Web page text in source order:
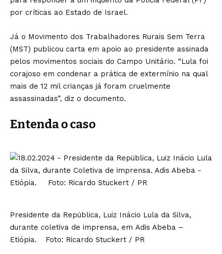
por críticas ao Estado de Israel.
Já o Movimento dos Trabalhadores Rurais Sem Terra
(MST) publicou carta em apoio ao presidente assinada
pelos movimentos sociais do Campo Unitário. “Lula foi
corajoso em condenar a prática de extermínio na qual
mais de 12 mil crianças já foram cruelmente
assassinadas”, diz o documento.
Entenda o caso
Presidente da República, Luiz Inácio Lula da Silva,
durante coletiva de imprensa, em Adis Abeba –
Etiópia. Foto: Ricardo Stuckert / PR